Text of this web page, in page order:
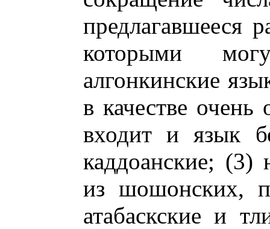
предлагавшееся
которыми
алгонкинские
в качестве очень
входит и язык
каддоанские; (3)
из шошонских,
атабаскские и